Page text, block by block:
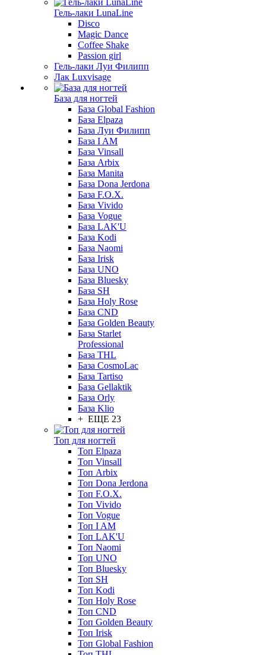
Гель-лаки LunaLine
Disco
Magic Dance
Coffee Shake
Passion girl
Гель-лаки Луи Филипп
Лак Luxvisage
База для ногтей
База Global Fashion
База Elpaza
База Луи Филипп
База I AM
База Vinsall
База Arbix
База Manita
База Dona Jerdona
База F.O.X.
База Vivido
База Vogue
База LAK'U
База Kodi
База Naomi
База Irisk
База UNO
База Bluesky
База SH
База Holy Rose
База CND
База Golden Beauty
База Starlet
Professional
База THL
База CosmoLac
База Tartiso
База Gellaktik
База Orly
База Klio
+ ЕЩЕ 23
Топ для ногтей
Топ Elpaza
Топ Vinsall
Топ Arbix
Топ Dona Jerdona
Топ F.O.X.
Топ Vivido
Топ Vogue
Топ I AM
Топ LAK'U
Топ Naomi
Топ UNO
Топ Bluesky
Топ SH
Топ Kodi
Топ Holy Rose
Топ CND
Топ Golden Beauty
Топ Irisk
Топ Global Fashion